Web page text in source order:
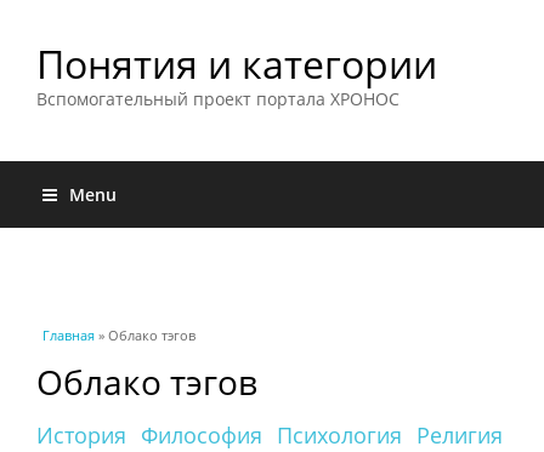
Понятия и категории
Вспомогательный проект портала ХРОНОС
Menu
Вы здесь
Главная » Облако тэгов
Облако тэгов
История Философия Психология Религия